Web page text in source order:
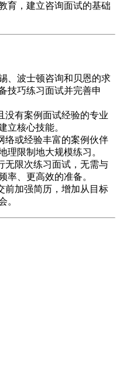
育，建立咨询面试的基础
、波士顿咨询和贝恩的求
技巧练习面试并完善申
没有案例面试经验的专业
立核心技能。
络或经验丰富的案例伙伴
理限制地大规模练习。
无限次练习面试，无需与
率、更高效的准备。
前加强简历，增加从目标
。